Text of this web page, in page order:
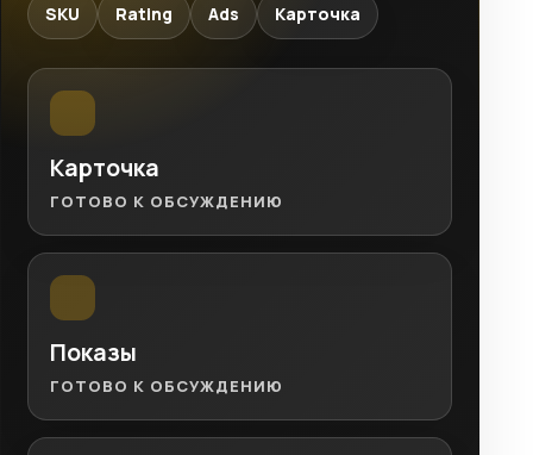
SKU Rating Ads Карточка
Карточка
ГОТОВО К ОБСУЖДЕНИЮ
Показы
ГОТОВО К ОБСУЖДЕНИЮ